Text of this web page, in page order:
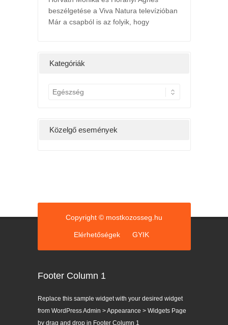
beszélgetése a Viva Natura televízióban
Már a csapból is az folyik, hogy
2022. májusi hírlevél
Kedves
K
r
Elérhetőségek
Footer Column 1